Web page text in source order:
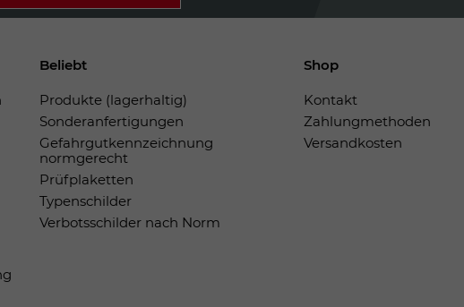
Beliebt
Produkte (lagerhaltig)
Sonderanfertigungen
Gefahrgutkennzeichnung
normgerecht
Prüfplaketten
Typenschilder
Verbotsschilder nach Norm
Shop
Kontakt
Zahlungmethoden
Versandkosten